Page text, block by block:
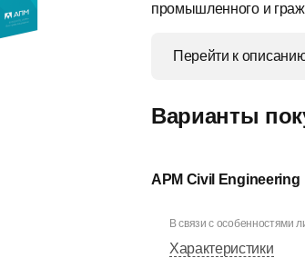
промышленного и
Перейти к
Варианты
APM Civil Engineering
В связи с особенностями
Характеристики